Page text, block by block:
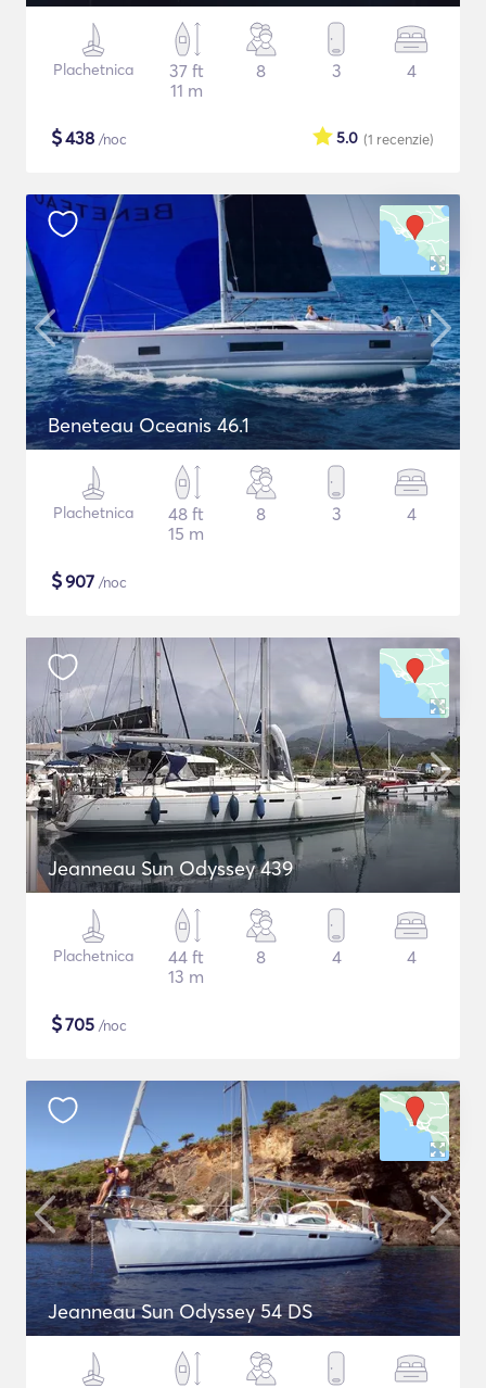
Plachetnica
37 ft
11 m
8 3 4
$438 /noc (1 recenzie)
5.0
Beneteau Oceanis 46.1
Plachetnica
48 ft
15 m
8 3 4
$907 /noc
Jeanneau Sun Odyssey 439
Plachetnica
44 ft
13 m
8 4 4
$705 /noc
Jeanneau Sun Odyssey 54 DS